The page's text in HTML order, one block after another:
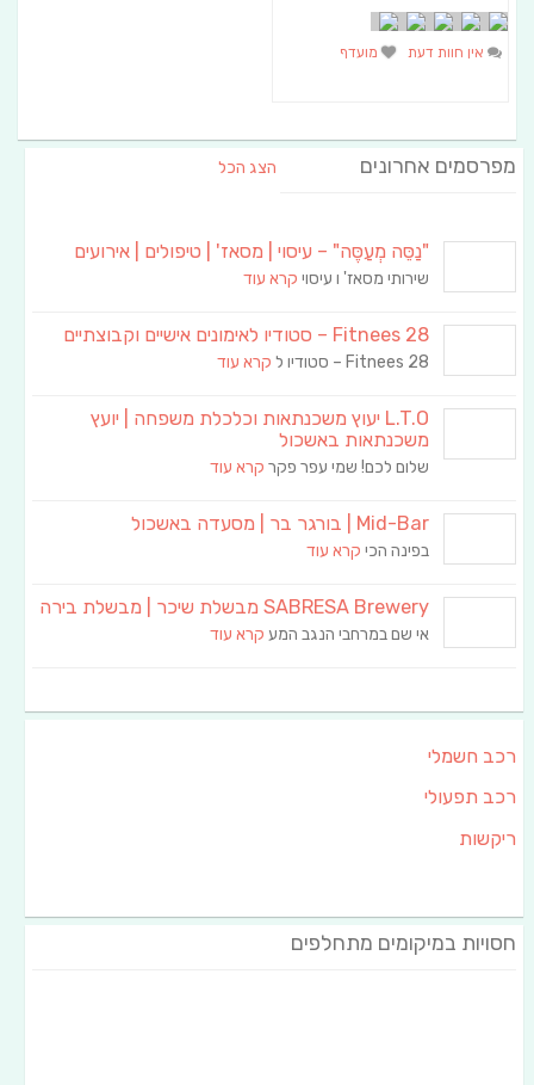
אין חוות דעת מועדף
מפרסמים אחרונים הצג הכל
"נַסֵּה מְעַסֶּה" – עיסוי | מסאז' | טיפולים | אירועים
שירותי מסאז' ו עיסוי קרא עוד
Fitnees 28 – סטודיו לאימונים אישיים וקבוצתיים
Fitnees 28 – סטודיו ל קרא עוד
L.T.O יעוץ משכנתאות וכלכלת משפחה | יועץ
משכנתאות באשכול
שלום לכם! שמי עפר פקר קרא עוד
Mid-Bar | בורגר בר | מסעדה באשכול
בפינה הכי קרא עוד
SABRESA Brewery מבשלת שיכר | מבשלת בירה
אי שם במרחבי הנגב המע קרא עוד
רכב חשמלי
רכב תפעולי
ריקשות
חסויות במיקומים מתחלפים